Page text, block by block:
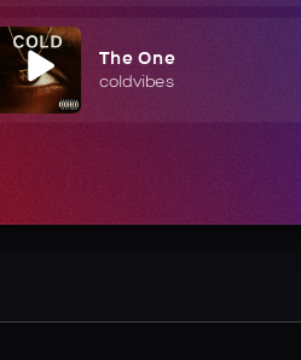
The One
coldvibes